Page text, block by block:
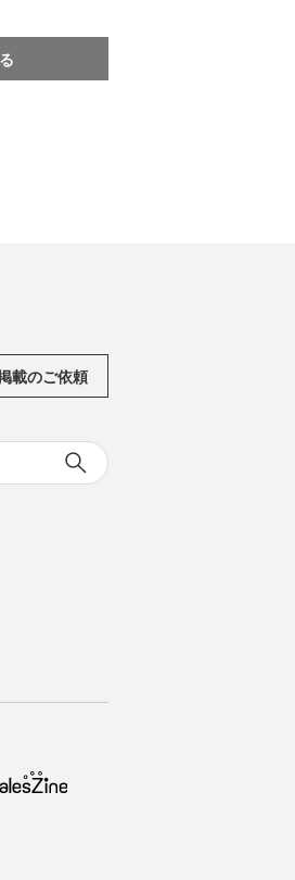
載のご依頼